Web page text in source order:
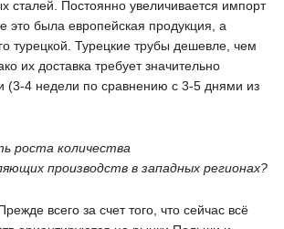
сталей. Постоянно увеличивается импорт
это была европейская продукция, а
турецкой. Турецкие трубы дешевле, чем
их доставка требует значительно
(3-4 недели по сравнению с 3-5 днями из
роста количества
производств в западных регионах?
всего за счет того, что сейчас всё